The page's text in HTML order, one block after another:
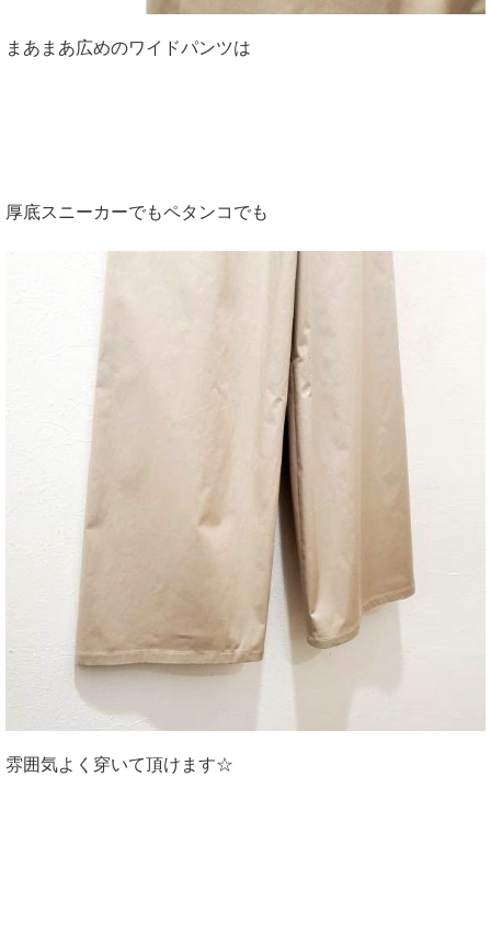
まあまあ広めのワイドパンツは
厚底スニーカーでもペタンコでも
雰囲気よく穿いて頂けます☆